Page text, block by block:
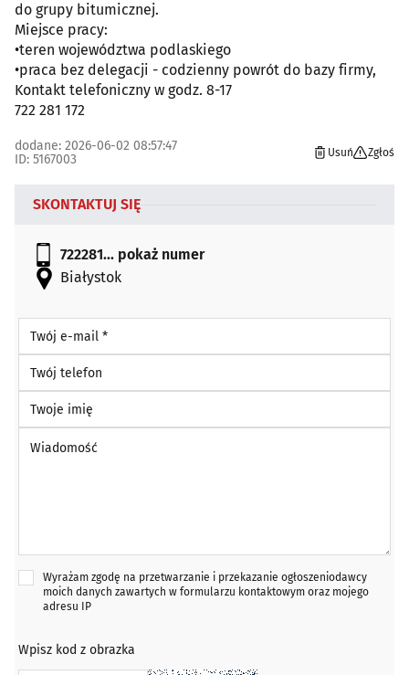
do grupy bitumicznej.
Miejsce pracy:
•teren województwa podlaskiego
•praca bez delegacji - codzienny powrót do bazy firmy,
Kontakt telefoniczny w godz. 8-17
722 281 172
dodane: 2026-06-02 08:57:47
ID: 5167003
Usuń Zgłoś
SKONTAKTUJ SIĘ
722281... pokaż numer
Białystok
Wyrażam zgodę na przetwarzanie i przekazanie ogłoszeniodawcy
moich danych zawartych w formularzu kontaktowym oraz mojego
adresu IP
Wpisz kod z obrazka